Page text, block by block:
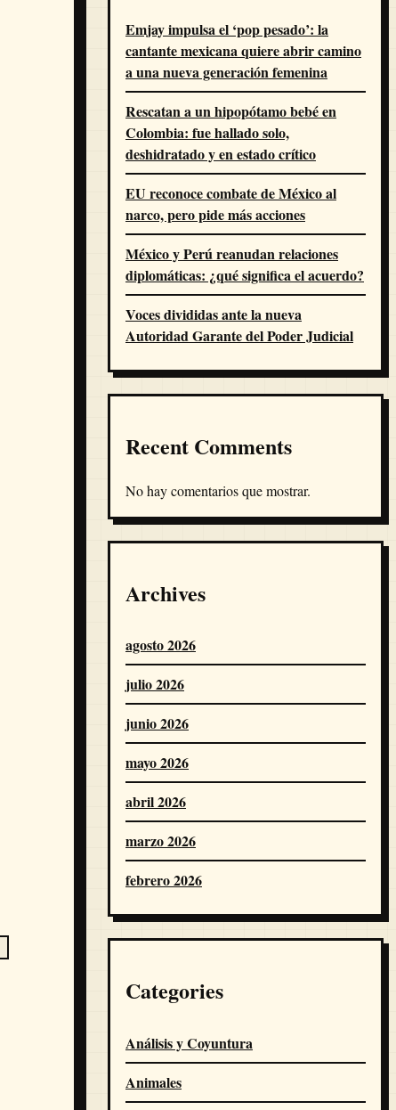
Emjay impulsa el ‘pop pesado’: la
cantante mexicana quiere abrir camino
a una nueva generación femenina
Rescatan a un hipopótamo bebé en
Colombia: fue hallado solo,
deshidratado y en estado crítico
EU reconoce combate de México al
narco, pero pide más acciones
México y Perú reanudan relaciones
diplomáticas: ¿qué significa el acuerdo?
Voces divididas ante la nueva
Autoridad Garante del Poder Judicial
Recent Comments
No hay comentarios que mostrar.
Archives
agosto 2026
julio 2026
junio 2026
mayo 2026
abril 2026
marzo 2026
febrero 2026
Categories
Análisis y Coyuntura
Animales